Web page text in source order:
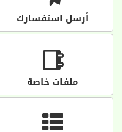
أرسل استفسارك
ملفات خاصة